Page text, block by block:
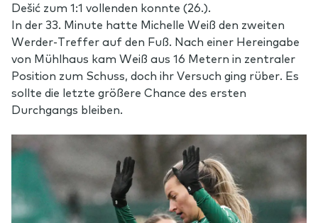
Dešić zum 1:1 vollenden konnte (26.).
In der 33. Minute hatte Michelle Weiß den zweiten
Werder-Treffer auf den Fuß. Nach einer Hereingabe
von Mühlhaus kam Weiß aus 16 Metern in zentraler
Position zum Schuss, doch ihr Versuch ging rüber. Es
sollte die letzte größere Chance des ersten
Durchgangs bleiben.